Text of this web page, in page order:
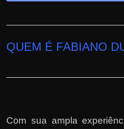
QUEM É FABIANO
Com sua ampla